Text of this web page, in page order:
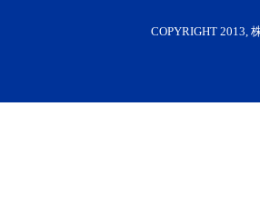
COPYRIGHT 2013,